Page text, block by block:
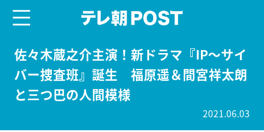
佐々木蔵之介主演！新ドラマ『IP～サイ
バー捜査班』誕生 福原遥＆間宮祥太朗
と三つ巴の人間模様
2021.06.03